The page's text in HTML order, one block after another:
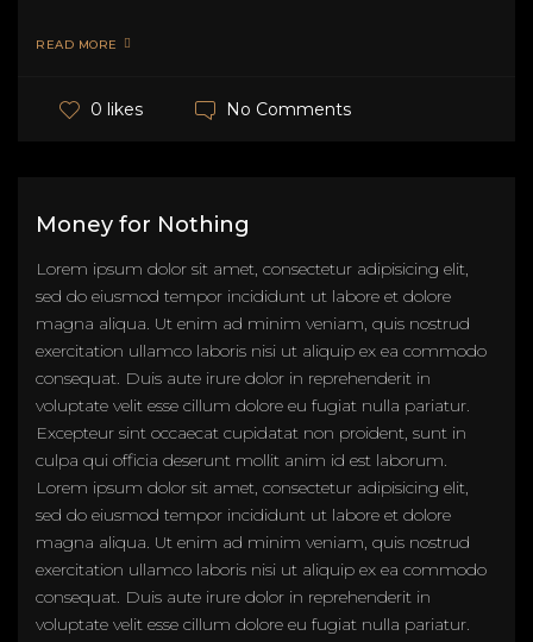
READ MORE
0 likes No Comments
Money for Nothing
Lorem ipsum dolor sit amet, consectetur adipisicing elit,
sed do eiusmod tempor incididunt ut labore et dolore
magna aliqua. Ut enim ad minim veniam, quis nostrud
exercitation ullamco laboris nisi ut aliquip ex ea commodo
consequat. Duis aute irure dolor in reprehenderit in
voluptate velit esse cillum dolore eu fugiat nulla pariatur.
Excepteur sint occaecat cupidatat non proident, sunt in
culpa qui officia deserunt mollit anim id est laborum.
Lorem ipsum dolor sit amet, consectetur adipisicing elit,
sed do eiusmod tempor incididunt ut labore et dolore
magna aliqua. Ut enim ad minim veniam, quis nostrud
exercitation ullamco laboris nisi ut aliquip ex ea commodo
consequat. Duis aute irure dolor in reprehenderit in
voluptate velit esse cillum dolore eu fugiat nulla pariatur.